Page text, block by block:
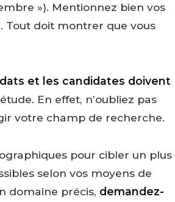
»). Mentionnez bien vos
Tout doit montrer que vous
et les candidates doivent
En effet, n’oubliez pas
votre champ de recherche.
pour cibler un plus
selon vos moyens de
domaine précis, demandez-